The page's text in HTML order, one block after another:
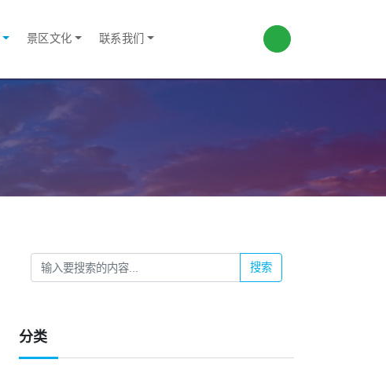
景区文化 联系我们
搜索
分类